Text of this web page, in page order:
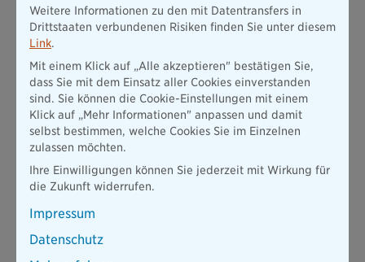
Krankengeld
Im Krankheitsfall zahlt die gesetzliche
Krankenversicherung ab der 7. Woche Krankengeld.
70% des letzten Bruttogehalts; maximal 90% des
letzten Nettogehalts; ab der 7. Woche durch die
Unter bestimmten Bedingungen können Sie die
gesetzliche Erwerbsminderungsrente erhalten, wenn
Volle Erwerbsminderung bei weniger als drei
Weitere Informationen zu den mit Datentransfers in
Drittstaaten verbundenen Risiken finden Sie unter diesem
Link.
Mit einem Klick auf „Alle akzeptieren" bestätigen Sie,
dass Sie mit dem Einsatz aller Cookies einverstanden
sind. Sie können die Cookie-Einstellungen mit einem
Klick auf „Mehr Informationen" anpassen und damit
selbst bestimmen, welche Cookies Sie im Einzelnen
zulassen möchten.
Ihre Einwilligungen können Sie jederzeit mit Wirkung für
die Zukunft widerrufen.
Impressum
Datenschutz